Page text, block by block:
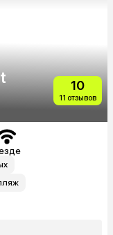
10
11 отзывов